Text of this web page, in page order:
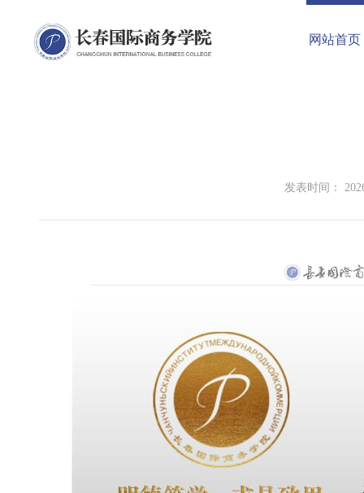
网站首页
发表时间：